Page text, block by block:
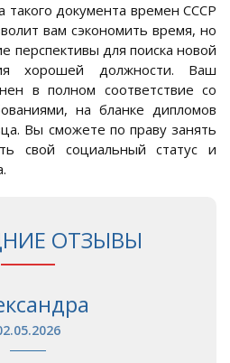
такого документа времен СССР
вам сэкономить время, но
перспективы для поиска новой
хорошей должности. Ваш
в полном соответствие со
на бланке дипломов
Вы сможете по праву занять
свой социальный статус и
ОТЗЫВЫ